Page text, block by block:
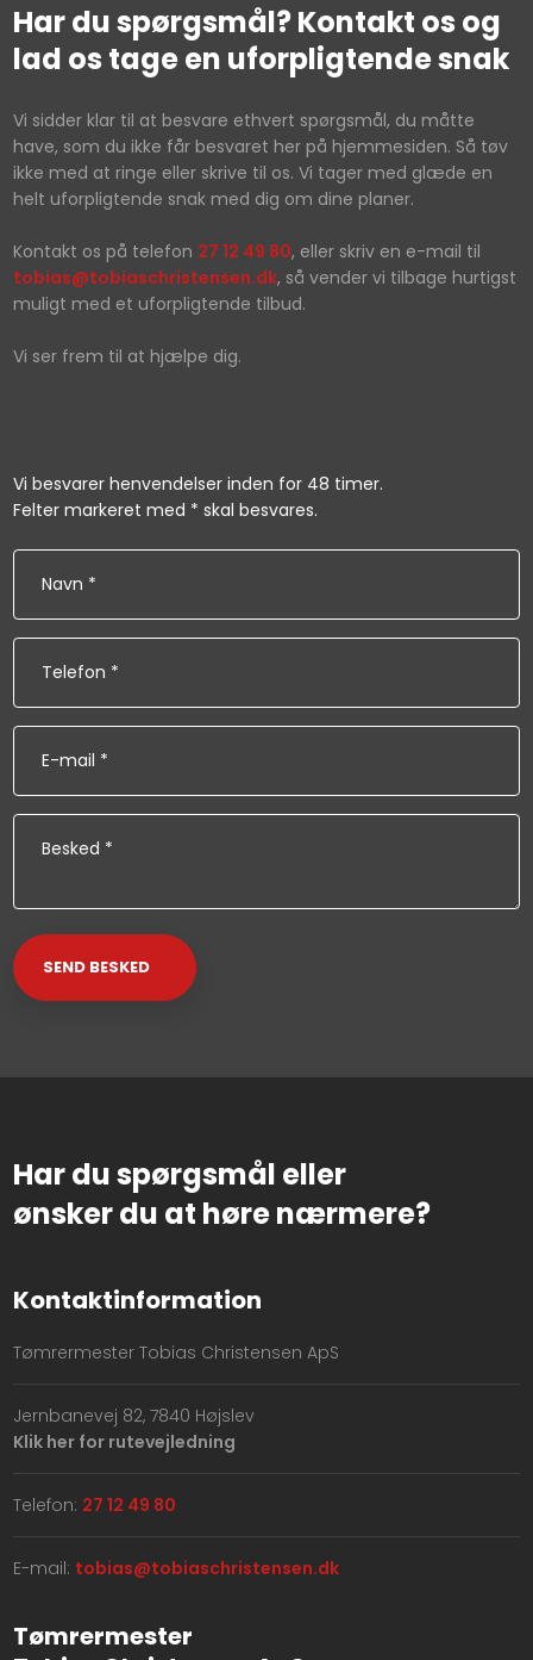
Har du spørgsmål? Kontakt os og
lad os tage en uforpligtende snak
​Vi si​dder klar til at besvare ethvert spørgsmål, du måtte
have, som du ikke får besvaret her på hjemmesiden. Så tøv
ikke med at ringe eller skrive til os. Vi tager med glæde en
helt uforpligtende snak med dig om dine planer.
Kontakt os på telefon 27 12 49 80, eller skriv en e-mail til
tobias@tobiaschristensen.dk, så vender vi tilbage hurtigst
muligt med et uforpligtende tilbud.
Vi ser frem til at hjælpe dig.​
Vi besvarer henvendelser inden for 48 timer.​​
Felter markeret med * skal besvares.
Har du spørgsmål eller
​ønsker du at høre nærmere?
Kontaktinformation
Tømrermester Tobias Christensen ApS
Jernbanevej 82, 7840 Højslev
Klik her for rutevejledning
Telefon: 27 12 49 80
E-mail: tobias@tobiaschristensen.dk
Tømrermester